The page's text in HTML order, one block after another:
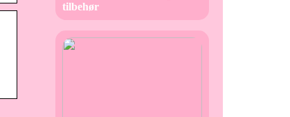
tilbehør